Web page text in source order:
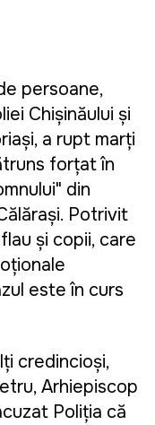
persoane,
Chișinăului și
a rupt marți
forțat în
din
Potrivit
și copii, care
este în curs
credincioși,
Arhiepiscop
Poliția că